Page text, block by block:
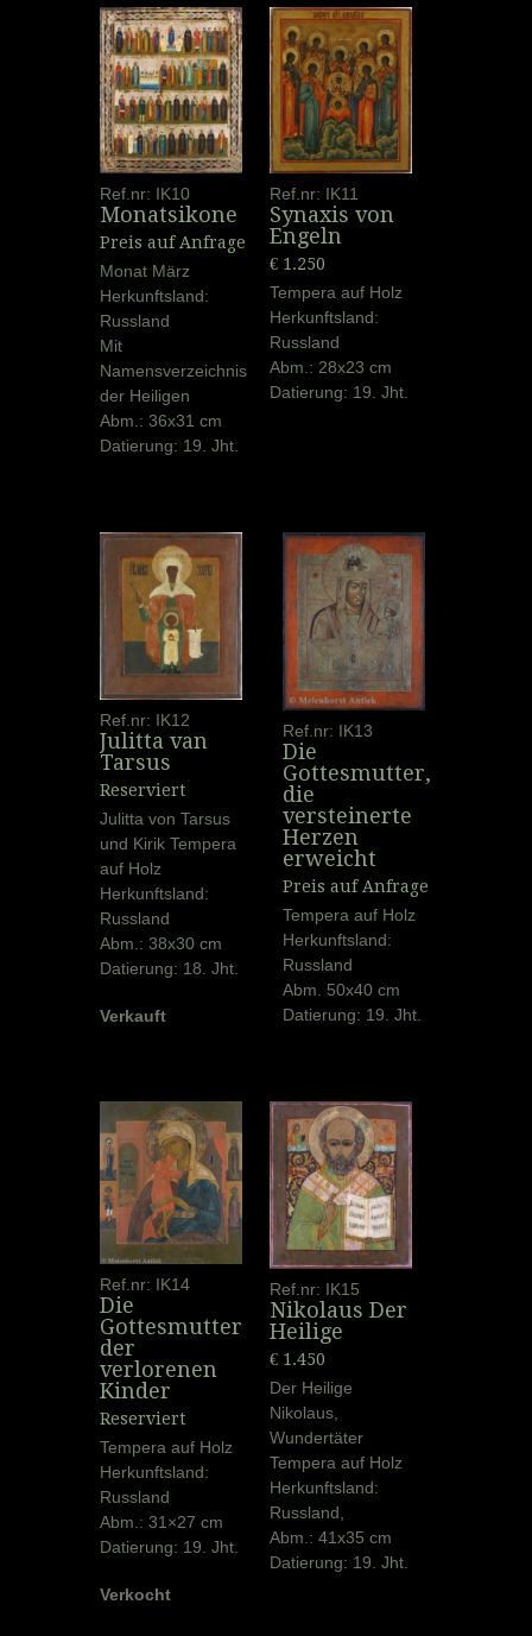
Ref.nr: IK10
Monatsikone
Preis auf Anfrage
Monat März
Herkunftsland:
Russland
Mit
Namensverzeichnis
der Heiligen
Abm.: 36x31 cm
Datierung: 19. Jht.
Ref.nr: IK11
Synaxis von
Engeln
€ 1.250
Tempera auf Holz
Herkunftsland:
Russland
Abm.: 28x23 cm
Datierung: 19. Jht.
Ref.nr: IK12
Julitta van
Tarsus
Reserviert
Julitta von Tarsus
und Kirik Tempera
auf Holz
Herkunftsland:
Russland
Abm.: 38x30 cm
Datierung: 18. Jht.
Verkauft
Ref.nr: IK13
Die
Gottesmutter,
die
versteinerte
Herzen
erweicht
Preis auf Anfrage
Tempera auf Holz
Herkunftsland:
Russland
Abm. 50x40 cm
Datierung: 19. Jht.
Ref.nr: IK14
Die
Gottesmutter
der
verlorenen
Kinder
Reserviert
Tempera auf Holz
Herkunftsland:
Russland
Abm.: 31×27 cm
Datierung: 19. Jht.
Verkocht
Ref.nr: IK15
Nikolaus Der
Heilige
€ 1.450
Der Heilige
Nikolaus,
Wundertäter
Tempera auf Holz
Herkunftsland:
Russland,
Abm.: 41x35 cm
Datierung: 19. Jht.